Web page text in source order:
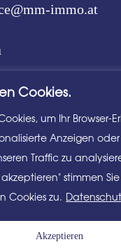
Cookies.
um Ihr Browser-
Anzeigen
Traffic zu
stimmen
Cookies zu.
Akzeptieren
immo.at
Formulare